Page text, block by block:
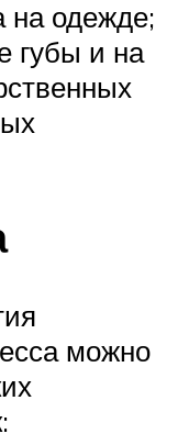
на одежде;
губы и на
можно